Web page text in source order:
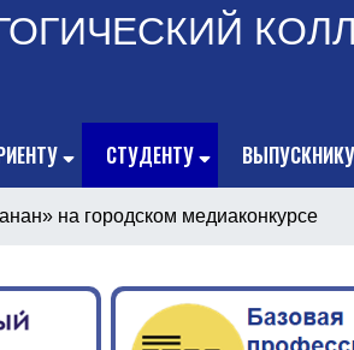
СТУДЕНТУ ВЫПУСКНИКУ
на городском медиаконкурсе